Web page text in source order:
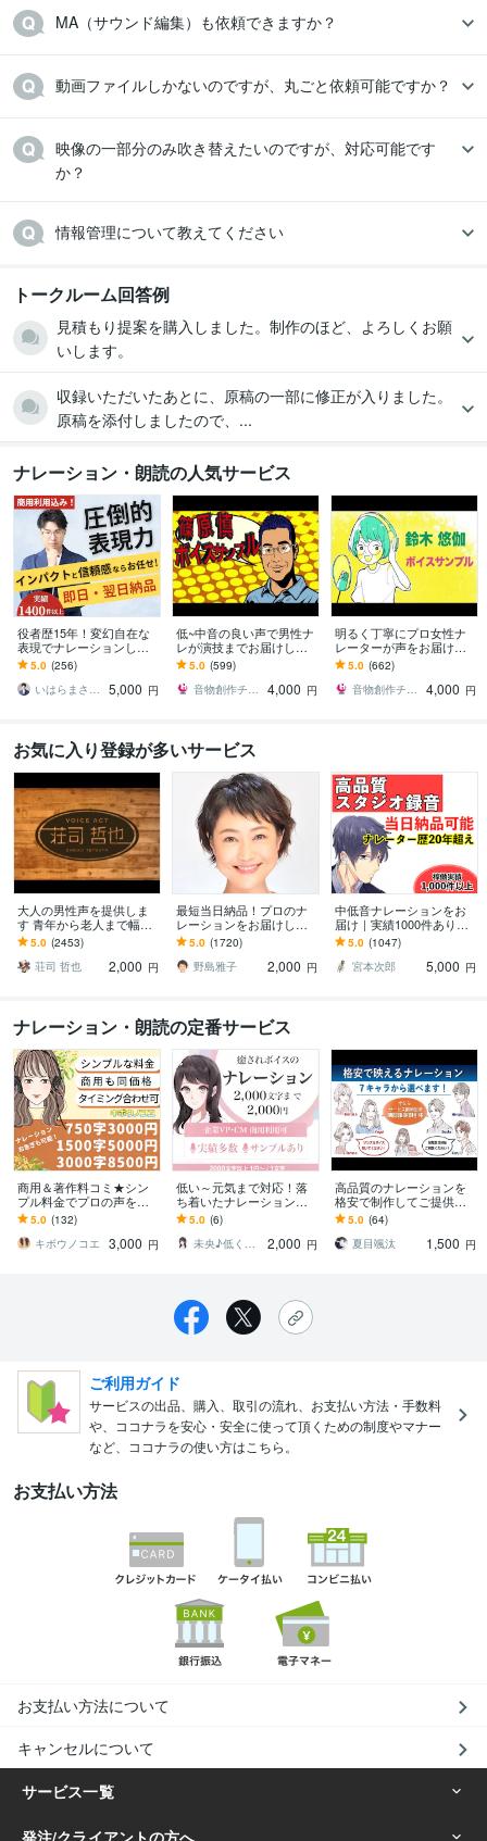
MA（サウンド編集）も依頼できますか？
動画ファイルしかないのですが、丸ごと依頼可能ですか？
映像の一部分のみ吹き替えたいのですが、対応可能です
か？
情報管理について教えてください
トークルーム回答例
見積もり提案を購入しました。制作のほど、よろしくお願
いします。
収録いただいたあとに、原稿の一部に修正が入りました。
原稿を添付しましたので、...
ナレーション・朗読の人気サービス
役者歴15年！変幻自在な
表現でナレーションしま
す 多数の大手企業を担当
する信頼感とインパクト
5.0 (256)
いはらまさたか
5,000 円
低~中音の良い声で男性ナ
レが演技までお届けしま
す 低中域の声でナレから
演技まで対応！迫力~おも
しろ系自信あり！
5.0 (599)
音物創作チーム「UMEX」
4,000 円
明るく丁寧にプロ女性ナ
レーターが声をお届けし
ます 明るい声を軸に落ち
着いたナレ少年ボイスや
演技まで幅広く対応！
5.0 (662)
音物創作チーム「UMEX」
4,000 円
お気に入り登録が多いサービス
大人の男性声を提供しま
す 青年から老人まで幅広
いニーズにお応えします
5.0 (2453)
荘司 哲也
2,000 円
最短当日納品！プロのナ
レーションをお届けしま
す 長文大歓迎！PR動画、
店舗案内アナウンス、音
声ガイダンスなど
5.0 (1720)
野島雅子
2,000 円
中低音ナレーションをお
届け｜実績1000件ありま
す 【無料修正１回】【50
0字まで5,000円】【即日
納品可能】
5.0 (1047)
宮本次郎
5,000 円
ナレーション・朗読の定番サービス
商用＆著作料コミ★シン
プル料金でプロの声を届
けます ●750文字3000円●
タイミング合わせも無料●
5.0 (132)
キボウノコエ 3,000 円
低い～元気まで対応！落
ち着いたナレーションを
します 誠実さが伝わる/医
療系研修動画やIT業界のW
ebCM等を担当
5.0 (6)
未央♪低く落ち着いた声の女性ナレーター
2,000 円
高品質のナレーションを
格安で制作してご提供し
ます ７名の個性あるキャ
ラクターからお好みの声
を選んでください。
5.0 (64)
夏目颯汰
1,500 円
ご利用ガイド
サービスの出品、購入、取引の流れ、お支払い方法・手数料
や、ココナラを安心・安全に使って頂くための制度やマナー
など、ココナラの使い方はこちら。
お支払い方法
お支払い方法について
キャンセルについて